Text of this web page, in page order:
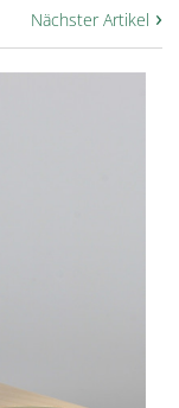
Nächster Artikel ›